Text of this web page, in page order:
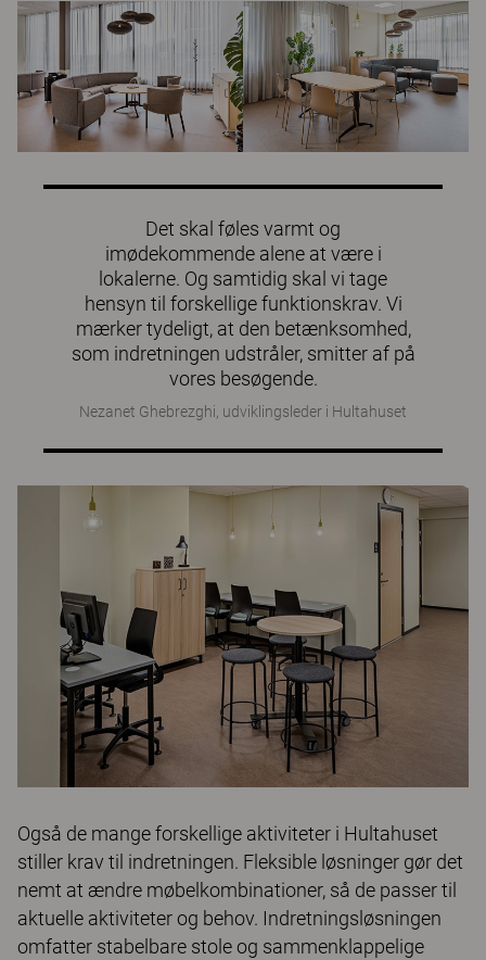
Det skal føles varmt og
imødekommende alene at være i
lokalerne. Og samtidig skal vi tage
hensyn til forskellige funktionskrav. Vi
mærker tydeligt, at den betænksomhed,
som indretningen udstråler, smitter af på
vores besøgende.
Nezanet Ghebrezghi, udviklingsleder i Hultahuset
Også de mange forskellige aktiviteter i Hultahuset
stiller krav til indretningen. Fleksible løsninger gør det
nemt at ændre møbelkombinationer, så de passer til
aktuelle aktiviteter og behov. Indretningsløsningen
omfatter stabelbare stole og sammenklappelige